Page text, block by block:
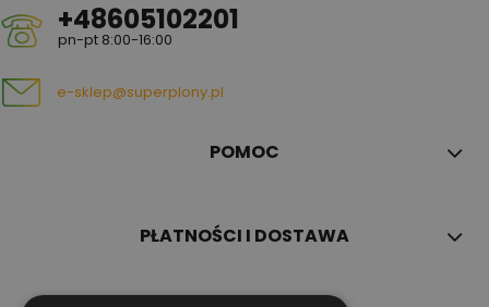
+48605102201
pn-pt 8:00-16:00
e-sklep@superplony.pl
POMOC
PŁATNOŚCI I DOSTAWA